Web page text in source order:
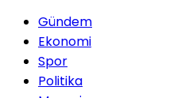
Gündem
Ekonomi
Spor
Politika